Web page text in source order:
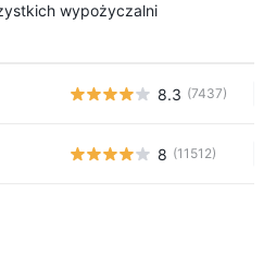
wypożyczalni
8.3 (7437)
8 (11512)